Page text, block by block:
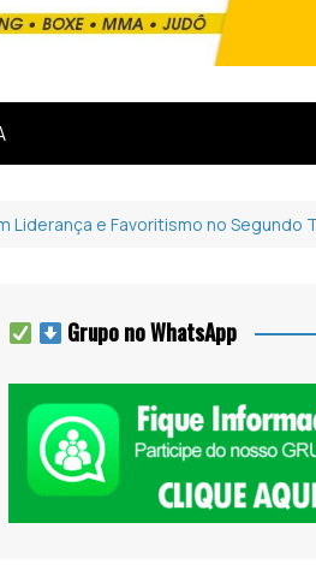
Liderança e Favoritismo no Segundo
Grupo no WhatsApp